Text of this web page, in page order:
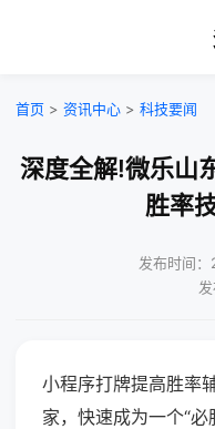
首页 > 资讯中心 > 科技要闻
深度全解!微乐山
胜率
发布时间
小程序打牌提高胜率
家，快速成为一个“